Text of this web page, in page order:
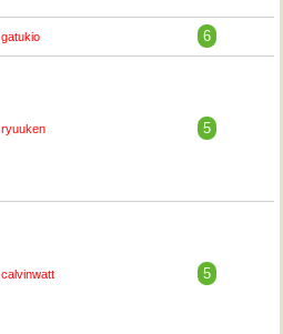
gatukio 6
ryuuken 5
calvinwatt 5